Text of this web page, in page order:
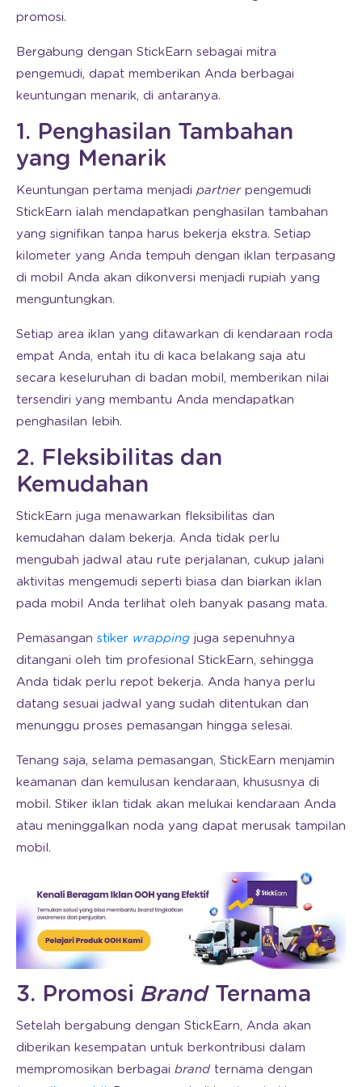
promosi.
Bergabung dengan StickEarn sebagai mitra
pengemudi, dapat memberikan Anda berbagai
keuntungan menarik, di antaranya.
1. Penghasilan Tambahan
yang Menarik
Keuntungan pertama menjadi partnerpengemudi
StickEarn ialah mendapatkan penghasilan tambahan
yang signifikan tanpa harus bekerja ekstra. Setiap
kilometer yang Anda tempuh dengan iklan terpasang
di mobil Anda akan dikonversi menjadi rupiah yang
menguntungkan.
Setiap area iklan yang ditawarkan di kendaraan roda
empat Anda, entah itu di kaca belakang saja atu
secara keseluruhan di badan mobil, memberikan nilai
tersendiri yang membantu Anda mendapatkan
penghasilan lebih.
2. Fleksibilitas dan
Kemudahan
StickEarn juga menawarkan fleksibilitas dan
kemudahan dalam bekerja. Anda tidak perlu
mengubah jadwal atau rute perjalanan, cukup jalani
aktivitas mengemudi seperti biasa dan biarkan iklan
pada mobil Anda terlihat oleh banyak pasang mata.
Pemasangan stiker wrapping juga sepenuhnya
ditangani oleh tim profesional StickEarn, sehingga
Anda tidak perlu repot bekerja. Anda hanya perlu
datang sesuai jadwal yang sudah ditentukan dan
menunggu proses pemasangan hingga selesai.
Tenang saja, selama pemasangan, StickEarn menjamin
keamanan dan kemulusan kendaraan, khususnya di
mobil. Stiker iklan tidak akan melukai kendaraan Anda
atau meninggalkan noda yang dapat merusak tampilan
mobil.
3. Promosi BrandTernama
Setelah bergabung dengan StickEarn, Anda akan
diberikan kesempatan untuk berkontribusi dalam
mempromosikan berbagai brandternama dengan